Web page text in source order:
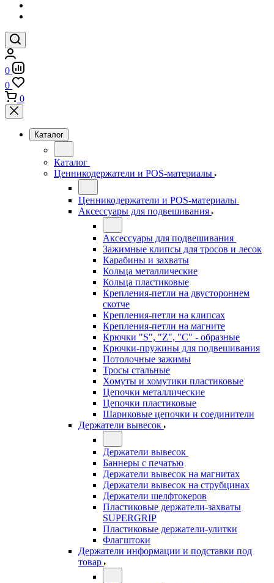
0
0
0
Каталог
Каталог
Ценникодержатели и POS-материалы
Ценникодержатели и POS-материалы
Аксессуары для подвешивания
Аксессуары для подвешивания
Зажимные клипсы для тросов и лесок
Карабины и захваты
Кольца металлические
Кольца пластиковые
Крепления-петли на двустороннем
скотче
Крепления-петли на клипсах
Крепления-петли на магните
Крючки "S", "Z", "C" - образные
Крючки-пружины для подвешивания
Потолочные зажимы
Тросы стальные
Хомуты и хомутики пластиковые
Цепочки металлические
Цепочки пластиковые
Шариковые цепочки и соединители
Держатели вывесок
Держатели вывесок
Баннеры с печатью
Держатели вывесок на магнитах
Держатели вывесок на струбцинах
Держатели шелфтокеров
Пластиковые держатели-захваты
SUPERGRIP
Пластиковые держатели-улитки
Флагштоки
Держатели информации и подставки под
товар